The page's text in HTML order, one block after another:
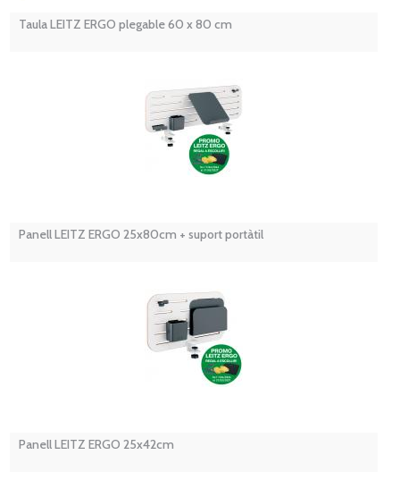
Taula LEITZ ERGO plegable 60 x 80 cm
Panell LEITZ ERGO 25x80cm + suport portàtil
Panell LEITZ ERGO 25x42cm